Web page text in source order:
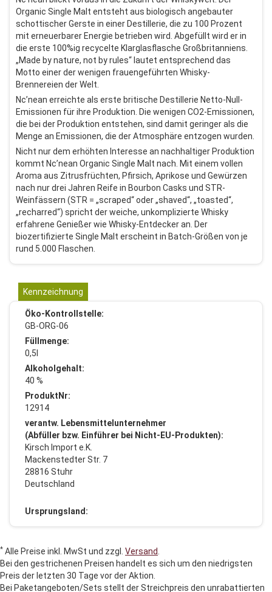
Organic Single Malt entsteht aus biologisch angebauter
schottischer Gerste in einer Destillerie, die zu 100 Prozent
mit erneuerbarer Energie betrieben wird. Abgefüllt wird er in
die erste 100%ig recycelte Klarglasflasche Großbritanniens.
„Made by nature, not by rules“ lautet entsprechend das
Motto einer der wenigen frauengeführten Whisky-
Brennereien der Welt.
Nc’nean erreichte als erste britische Destillerie Netto-Null-
Emissionen für ihre Produktion. Die wenigen CO2-Emissionen,
die bei der Produktion entstehen, sind damit geringer als die
Menge an Emissionen, die der Atmosphäre entzogen wurden.
Nicht nur dem erhöhten Interesse an nachhaltiger Produktion
kommt Nc’nean Organic Single Malt nach. Mit einem vollen
Aroma aus Zitrusfrüchten, Pfirsich, Aprikose und Gewürzen
nach nur drei Jahren Reife in Bourbon Casks und STR-
Weinfässern (STR = „scraped“ oder „shaved“, „toasted“,
„recharred“) spricht der weiche, unkomplizierte Whisky
erfahrene Genießer wie Whisky-Entdecker an. Der
biozertifizierte Single Malt erscheint in Batch-Größen von je
rund 5.000 Flaschen.
Kennzeichnung
Öko-Kontrollstelle:
GB-ORG-06
Füllmenge:
0,5l
Alkoholgehalt:
40 %
ProduktNr:
12914
verantw. Lebensmittelunternehmer
(Abfüller bzw. Einführer bei Nicht-EU-Produkten):
Kirsch Import e.K.
Mackenstedter Str. 7
28816 Stuhr
Deutschland
Ursprungsland:
* Alle Preise inkl. MwSt und zzgl. Versand
Bei den gestrichenen Preisen handelt es sich um den niedrigsten
Preis der letzten 30 Tage vor der Aktion.
Bei Paketangeboten/Sets stellt der Streichpreis den unrabattierten